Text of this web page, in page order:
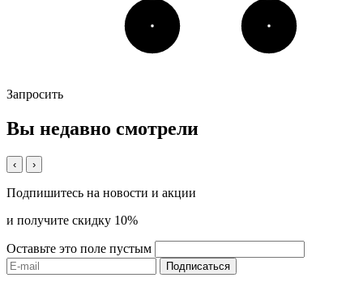
Запросить
Вы недавно смотрели
‹ ›
Подпишитесь на новости и акции
и получите скидку 10%
Оставьте это поле пустым
Подписаться